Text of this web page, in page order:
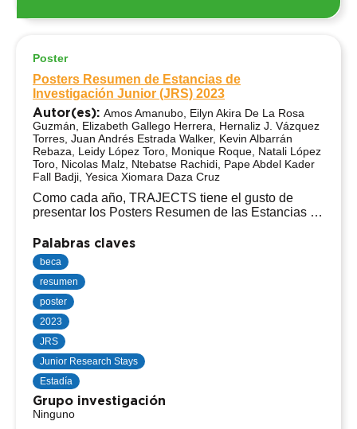
Poster
Posters Resumen de Estancias de
Investigación Junior (JRS) 2023
Autor(es): Amos Amanubo, Eilyn Akira De La Rosa
Guzmán, Elizabeth Gallego Herrera, Hernaliz J. Vázquez
Torres, Juan Andrés Estrada Walker, Kevin Albarrán
Rebaza, Leidy López Toro, Monique Roque, Natali López
Toro, Nicolas Malz, Ntebatse Rachidi, Pape Abdel Kader
Fall Badji, Yesica Xiomara Daza Cruz
Como cada año, TRAJECTS tiene el gusto de
presentar los Posters Resumen de las Estancias de
Palabras claves
beca
resumen
poster
2023
JRS
Junior Research Stays
Estadía
Grupo investigación
Ninguno